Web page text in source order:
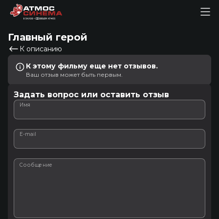
Главный герой
К описанию
К этому фильму еще нет отзывов.
Ваш отзыв может быть первым.
Задать вопрос или оставить отзыв
Имя
E-mail
Сообщение